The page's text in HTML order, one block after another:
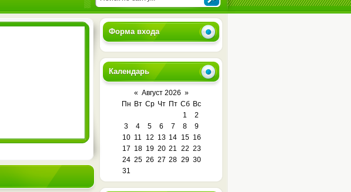
Форма входа
Календарь
« Август 2026 »
Пн Вт Ср Чт Пт Сб Вс
1
2
3
4 5 6 7 8
9
10 11 12 13 14 15 16
17 18 19 20 21 22 23
24 25 26 27 28 29 30
31